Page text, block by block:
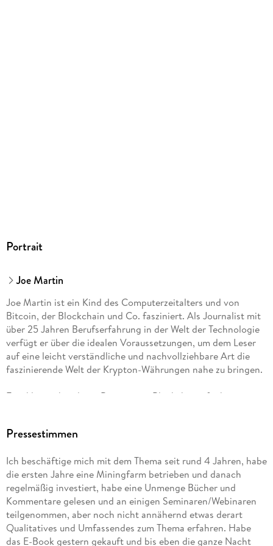
Portrait
Joe Martin
Joe Martin ist ein Kind des Computerzeitalters und von
Bitcoin, der Blockchain und Co. fasziniert. Als Journalist mit
über 25 Jahren Berufserfahrung in der Welt der Technologie
verfügt er über die idealen Voraussetzungen, um dem Leser
auf eine leicht verständliche und nachvollziehbare Art die
faszinierende Welt der Krypton-Währungen nahe zu bringen.
Er erklärt anhand von Bitcoin, wie Blockchains funktionieren
seinen Arbeitsplatz, sein Vermögen, seine Familie und seine
Krypto-Welt verstehen. Bitcoin und Co. , die Blockchain und
deren Bedeutung werden in diesem Buch für jedermann
nachvollziehbar und gleichzeitig unterhaltsam erklärt.
Joe berät und schult Banken und Unternehmen in Sachen
Bitcoin und Blockchain und entwickelt Beratungs-,
Pressestimmen
Ich beschäftige mich mit dem Thema seit rund 4 Jahren, habe
die ersten Jahre eine Miningfarm betrieben und danach
regelmäßig investiert, habe eine Unmenge Bücher und
Kommentare gelesen und an einigen Seminaren/Webinaren
teilgenommen, aber noch nicht annähernd etwas derart
Qualitatives und Umfassendes zum Thema erfahren. Habe
das E-Book gestern gekauft und bis eben die ganze Nacht